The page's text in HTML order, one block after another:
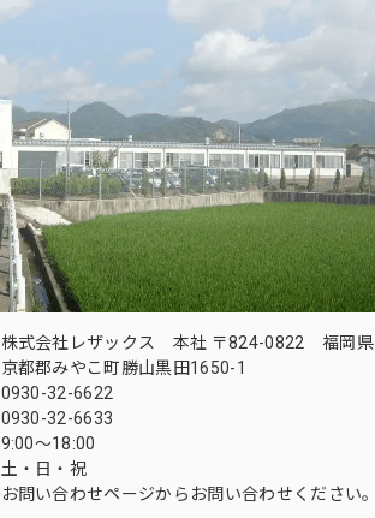
株式会社レザックス 本社 〒824-0822 福岡県
京都郡みやこ町勝山黒田1650-1
0930-32-6622
0930-32-6633
9:00〜18:00
土・日・祝
お問い合わせページからお問い合わせください。